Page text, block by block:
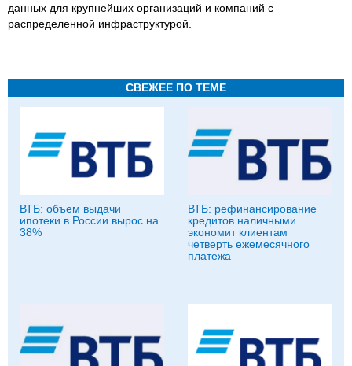
данных для крупнейших организаций и компаний с
распределенной инфраструктурой.
СВЕЖЕЕ ПО ТЕМЕ
ВТБ: объем выдачи
ипотеки в России вырос на
38%
ВТБ: рефинансирование
кредитов наличными
экономит клиентам
четверть ежемесячного
платежа